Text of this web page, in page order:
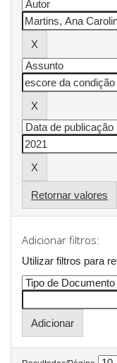
Retornar valores
Adicionar filtros:
Utilizar filtros para